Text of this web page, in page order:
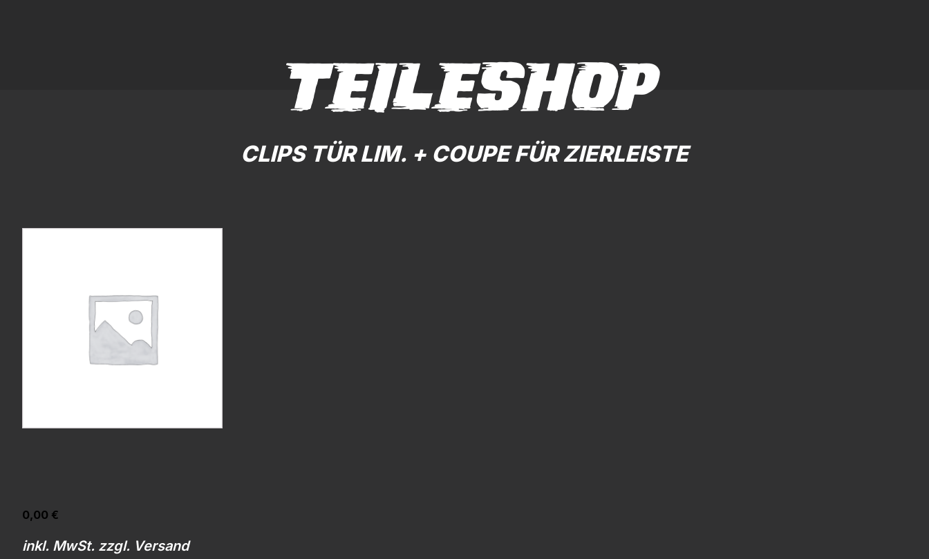
TEILESHOP
CLIPS TÜR LIM. + COUPE FÜR ZIERLEISTE
0,00 €
inkl. MwSt. zzgl. Versand